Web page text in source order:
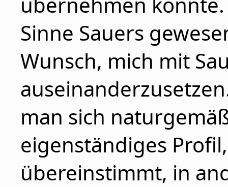
Sinne Sauers
Wunsch, mich mit
man sich
eigenständiges
übereinstimmt, in